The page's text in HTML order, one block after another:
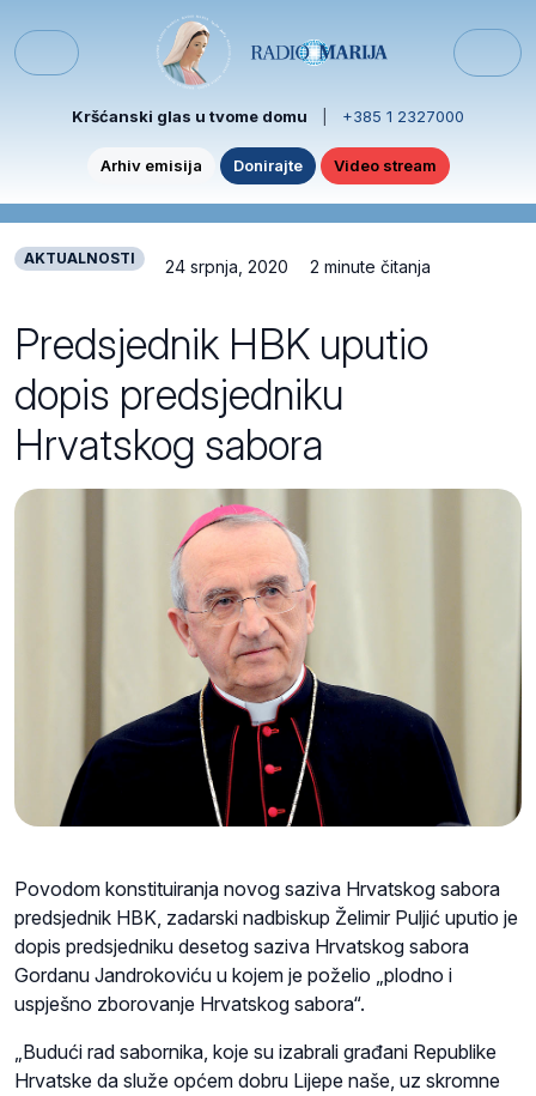
Menu
Kršćanski glas u tvome domu +385 1 2327000
Arhiv emisija Donirajte Video stream
AKTUALNOSTI 24 srpnja, 2020 2 minute čitanja
Predsjednik HBK uputio
dopis predsjedniku
Hrvatskog sabora
Povodom konstituiranja novog saziva Hrvatskog sabora
predsjednik HBK, zadarski nadbiskup Želimir Puljić uputio je
dopis predsjedniku desetog saziva Hrvatskog sabora
Gordanu Jandrokoviću u kojem je poželio „plodno i
uspješno zborovanje Hrvatskog sabora“.
„Budući rad sabornika, koje su izabrali građani Republike
Hrvatske da služe općem dobru Lijepe naše, uz skromne